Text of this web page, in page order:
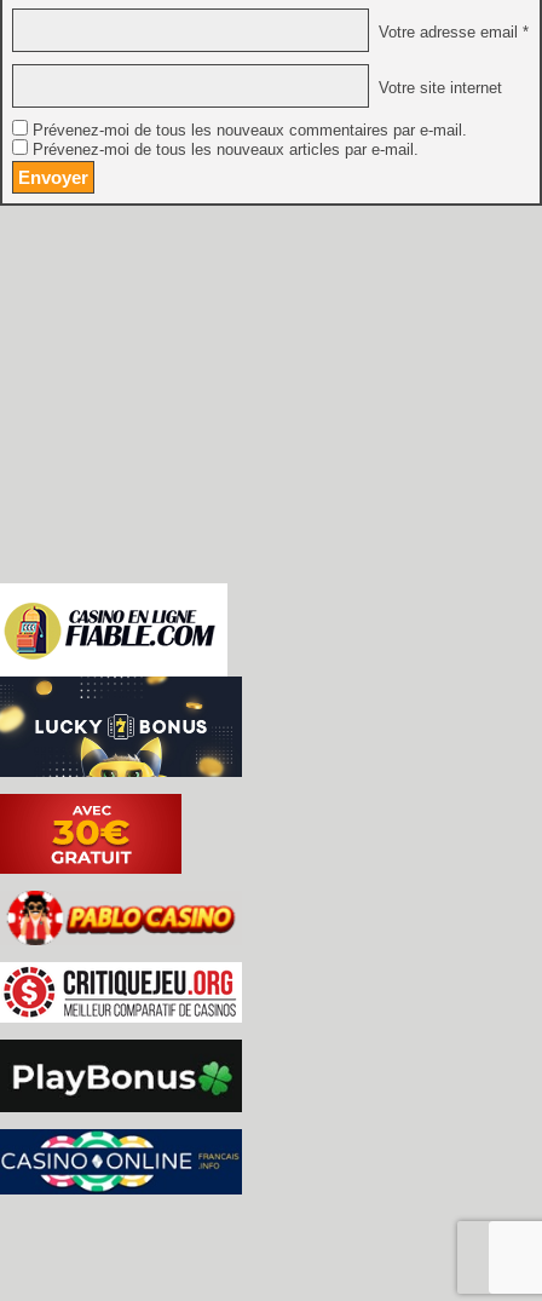
Votre adresse email *
Votre site internet
Prévenez-moi de tous les nouveaux commentaires par e-mail.
Prévenez-moi de tous les nouveaux articles par e-mail.